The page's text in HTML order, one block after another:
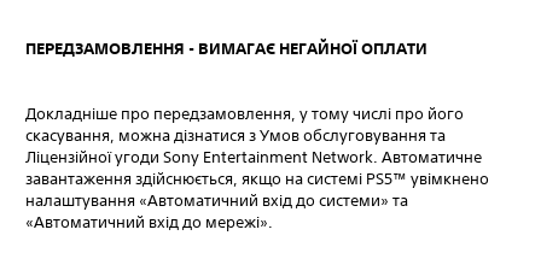
ПЕРЕДЗАМОВЛЕННЯ - ВИМАГАЄ НЕГАЙНОЇ ОПЛАТИ
Докладніше про передзамовлення, у тому числі про його
скасування, можна дізнатися з Умов обслуговування та
Ліцензійної угоди Sony Entertainment Network. Автоматичне
завантаження здійснюється, якщо на системі PS5™ увімкнено
налаштування «Автоматичний вхід до системи» та
«Автоматичний вхід до мережі».